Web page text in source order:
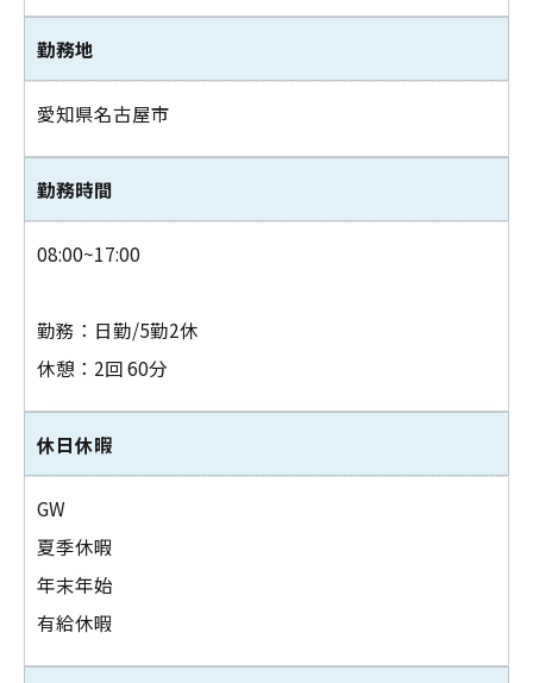
勤務地
愛知県名古屋市
勤務時間
08:00~17:00
勤務：日勤/5勤2休
休憩：2回 60分
休日休暇
GW
夏季休暇
年末年始
有給休暇